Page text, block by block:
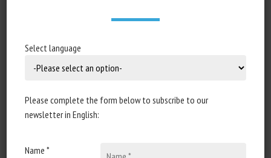
STANDARDS FOR LAYING HENS
Document type: article published in
Select language
Please complete the form below to subscribe to our
newsletter in English:
Name *